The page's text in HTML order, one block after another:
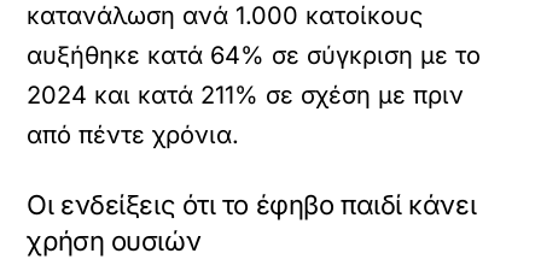
κατανάλωση ανά 1.000 κατοίκους
αυξήθηκε κατά 64% σε σύγκριση με το
2024 και κατά 211% σε σχέση με πριν
από πέντε χρόνια.
Οι ενδείξεις ότι το έφηβο παιδί κάνει
χρήση ουσιών